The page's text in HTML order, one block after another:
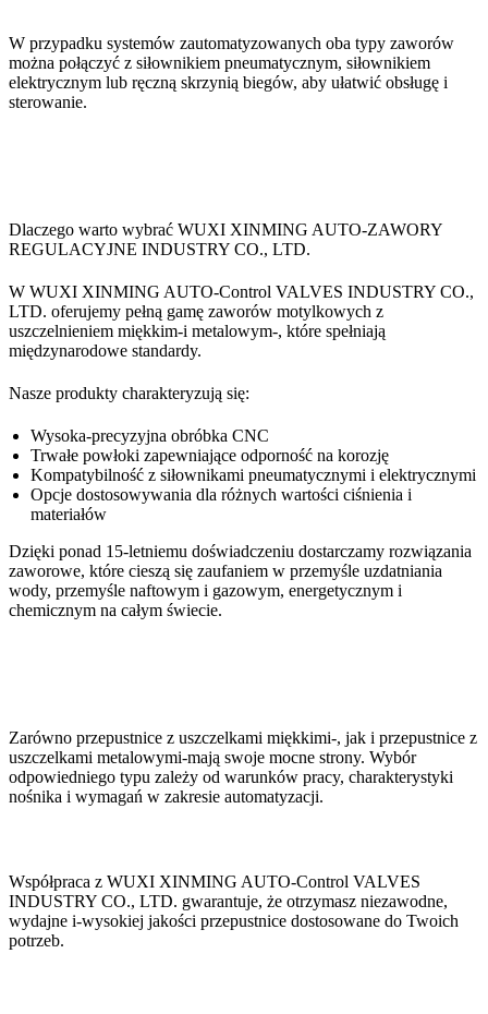
W przypadku systemów zautomatyzowanych oba typy zaworów
można połączyć z siłownikiem pneumatycznym, siłownikiem
elektrycznym lub ręczną skrzynią biegów, aby ułatwić obsługę i
sterowanie.
Dlaczego warto wybrać WUXI XINMING AUTO-ZAWORY
REGULACYJNE INDUSTRY CO., LTD.
W WUXI XINMING AUTO-Control VALVES INDUSTRY CO.,
LTD. oferujemy pełną gamę zaworów motylkowych z
uszczelnieniem miękkim-i metalowym-, które spełniają
międzynarodowe standardy.
Nasze produkty charakteryzują się:
Wysoka-precyzyjna obróbka CNC
Trwałe powłoki zapewniające odporność na korozję
Kompatybilność z siłownikami pneumatycznymi i elektrycznymi
Opcje dostosowywania dla różnych wartości ciśnienia i
materiałów
Dzięki ponad 15-letniemu doświadczeniu dostarczamy rozwiązania
zaworowe, które cieszą się zaufaniem w przemyśle uzdatniania
wody, przemyśle naftowym i gazowym, energetycznym i
chemicznym na całym świecie.
Zarówno przepustnice z uszczelkami miękkimi-, jak i przepustnice z
uszczelkami metalowymi-mają swoje mocne strony. Wybór
odpowiedniego typu zależy od warunków pracy, charakterystyki
nośnika i wymagań w zakresie automatyzacji.
Współpraca z WUXI XINMING AUTO-Control VALVES
INDUSTRY CO., LTD. gwarantuje, że otrzymasz niezawodne,
wydajne i-wysokiej jakości przepustnice dostosowane do Twoich
potrzeb.